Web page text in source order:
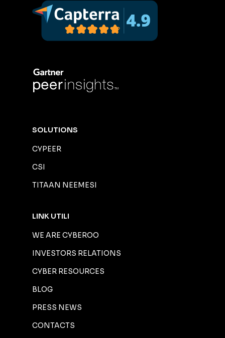
SOLUTIONS
CYPEER
CSI
TITAAN NEEMESI
LINK UTILI
WE ARE CYBEROO
INVESTORS RELATIONS
CYBER RESOURCES
BLOG
PRESS NEWS
CONTACTS